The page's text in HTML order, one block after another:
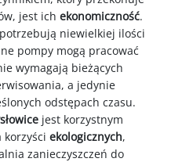
jest ich ekonomiczność.
niewielkiej ilości
pompy mogą pracować
wymagają bieżących
a jedynie
odstępach czasu.
jest korzystnym
korzyści ekologicznych,
zanieczyszczeń do